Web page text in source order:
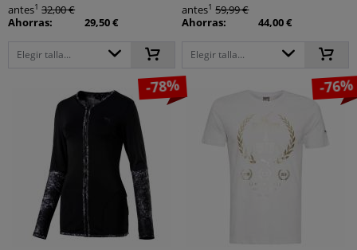
antes1 32,00 €
Ahorras:
29,50 €
Elegir talla...
antes1 59,99 €
Ahorras:
44,00 €
Elegir talla...
-78% -76%